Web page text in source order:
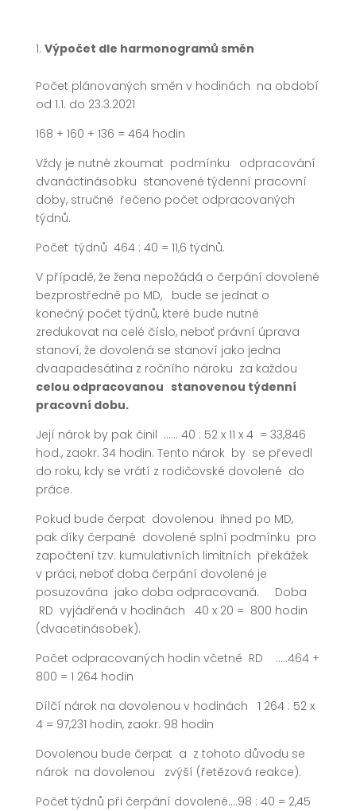
Výpočet dle harmonogramů směn
Počet plánovaných směn v hodinách na období
od 1.1. do 23.3.2021
168 + 160 + 136 = 464 hodin
Vždy je nutné zkoumat podmínku odpracování
dvanáctinásobku stanovené týdenní pracovní
doby, stručně řečeno počet odpracovaných
týdnů.
Počet týdnů 464 : 40 = 11,6 týdnů.
V případě, že žena nepožádá o čerpání dovolené
bezprostředně po MD, bude se jednat o
konečný počet týdnů, které bude nutné
zredukovat na celé číslo, neboť právní úprava
stanoví, že dovolená se stanoví jako jedna
dvaapadesátina z ročního nároku za každou
celou odpracovanou stanovenou týdenní
pracovní dobu.
Její nárok by pak činil …… 40 : 52 x 11 x 4 = 33,846
hod., zaokr. 34 hodin. Tento nárok by se převedl
do roku, kdy se vrátí z rodičovské dovolené do
práce.
Pokud bude čerpat dovolenou ihned po MD,
pak díky čerpané dovolené splní podmínku pro
započtení tzv. kumulativních limitních překážek
v práci, neboť doba čerpání dovolené je
posuzována jako doba odpracovaná. Doba
RD vyjádřená v hodinách 40 x 20 = 800 hodin
(dvacetinásobek).
Počet odpracovaných hodin včetně RD …..464 +
800 = 1 264 hodin
Dílčí nárok na dovolenou v hodinách 1 264 : 52 x
4 = 97,231 hodin, zaokr. 98 hodin
Dovolenou bude čerpat a z tohoto důvodu se
nárok na dovolenou zvýší (řetězová reakce).
Počet týdnů při čerpání dovolené….98 : 40 = 2,45